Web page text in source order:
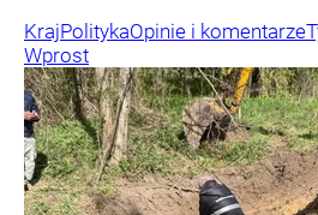
KrajPolitykaOpinie i komentarze
Wprost